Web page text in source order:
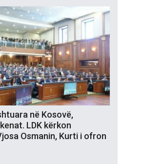
në Kosovë,
LDK kërkon
Osmanin, Kurti i ofron